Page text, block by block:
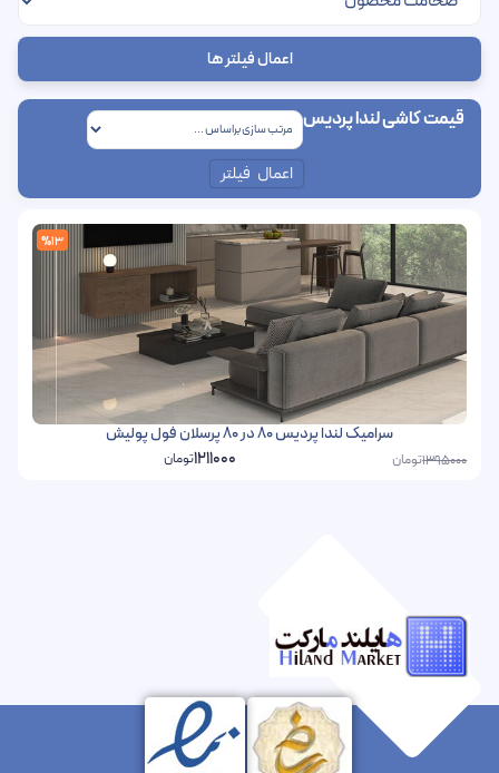
اعمال فیلتر ها
قیمت کاشی لندا پردیس
اعمال فیلتر
%13
سرامیک لندا پردیس 80 در 80 پرسلان فول پولیش
1395000تومان 1211000تومان